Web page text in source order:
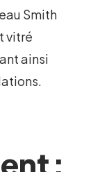
Smith
vitré
ainsi
: